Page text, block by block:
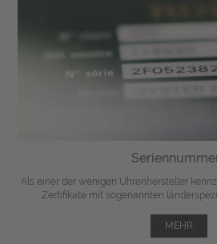
Als einer der wenigen Uhrenhersteller
Zertifikate mit sogenannten
MEHR